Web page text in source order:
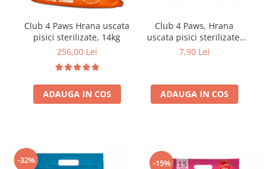
Club 4 Paws Hrana uscata
pisici sterilizate, 14kg
256,00 Lei
ADAUGA IN COS
Club 4 Paws, Hrana
uscata pisici sterilizate,
300g
7,90 Lei
ADAUGA IN COS
-32% -15%